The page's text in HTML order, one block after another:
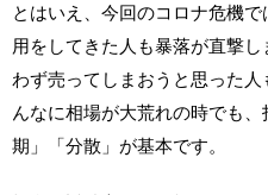
とはいえ、今回のコロナ危機
用をしてきた人も暴落が直撃
わず売ってしまおうと思った
んなに相場が大荒れの時でも
期」「分散」が基本です。